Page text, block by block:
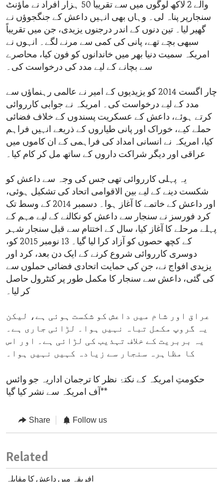
والے 2 لاکھ لوگوں میں سے تقریباً 50 ہزار افراد نے ماؤنٹ
سنجارپر پناہ لی۔ وہاں بھی انہیں داعش کے جنگجوؤں نے
گھیر لیا۔ تین دنوں کے اندر درجنوں یزیدی، جن میں تقریباً
سبھی بچے تھے، پانی کی کمی سے مرنے لگے۔ انہوں نے
امریکہ سمیت دنیا بھر میں خاندانوں کو فون کیا، محاصرے
سے بچانے کے لیے مدد کی درخواست کی۔
چار اگست 2014 کو یزیدیوں کے امیر نے عالمی رہنماؤں سے
مدد کے لیے درخواست کی۔ امریکہ نے جوابی کارروائی
کرتے ہوئے، داعش کے عسکریت پسندوں کے خلاف فضائی
حملے کیے، خوراک اور پانی طیاروں کے ذریعے انہیں فراہم
کیا، امریکہ نے انسانی امداد کی فراہمی کے ان کاموں میں
عراقی اور دیگر شراکت داروں کے ساتھ مل کر کام کیا۔
یہ پہلی کارروائی تھی جس کی وجہ سے داعش کو
شکست دینے کے لیے بین الاقوامی اتحاد کی تشکیل ہوئی،
اور داعش کے خاتمے کا آغاز ہوا۔ دسمبر 2014 کے وسط تک
کرد فورسز نے سنجار سے داعش کو نکالنے کے لیے مہم کے
پہلے مرحلے کا آغاز کیا، سال کے اختتام سے قبل سنجار شہر
کے کچھ حصوں کو آزاد کرا لیا گیا۔ 13 نومبر 2015 کو،
دوسری کارروائی شروع کرنے کے ایک دن بعد، کرد اور
یزیدی افواج نے، جن کی حمایت اتحادی فضائی حملوں سے
کی گئی، داعش سے سنجار کا مکمل طور پر کنٹرول حاصل
کر لیا۔
عراق اور شام میں داعش کو شکست ہوئی ہے، لیکن
یہ گروپ مکمل تباہ نہیں ہوا۔ لڑائی جاری ہے۔
یہ بربریت کے خلاف تہذیب کی لڑائی ہے۔ اور اس
کا مظاہرہ سنجار سے زیادہ کہیں نہیں ہوا۔
حکومتِ امریکہ کے نکتۂ نظر کا ترجمان اداریہ جو وائس
آف امریکہ سے نشر کیا گیا**
Share Follow us
Related
افریقہ میں داعش کا مقابلہ